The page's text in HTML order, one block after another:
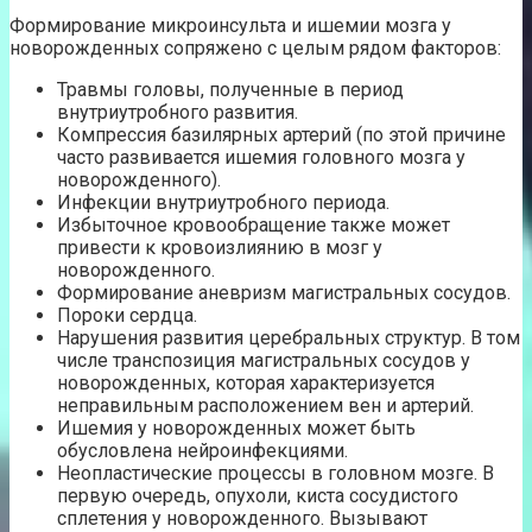
Формирование микроинсульта и ишемии мозга у
новорожденных сопряжено с целым рядом факторов:
Травмы головы, полученные в период
внутриутробного развития.
Компрессия базилярных артерий (по этой причине
часто развивается ишемия головного мозга у
новорожденного).
Инфекции внутриутробного периода.
Избыточное кровообращение также может
привести к кровоизлиянию в мозг у
новорожденного.
Формирование аневризм магистральных сосудов.
Пороки сердца.
Нарушения развития церебральных структур. В том
числе транспозиция магистральных сосудов у
новорожденных, которая характеризуется
неправильным расположением вен и артерий.
Ишемия у новорожденных может быть
обусловлена нейроинфекциями.
Неопластические процессы в головном мозге. В
первую очередь, опухоли, киста сосудистого
сплетения у новорожденного. Вызывают